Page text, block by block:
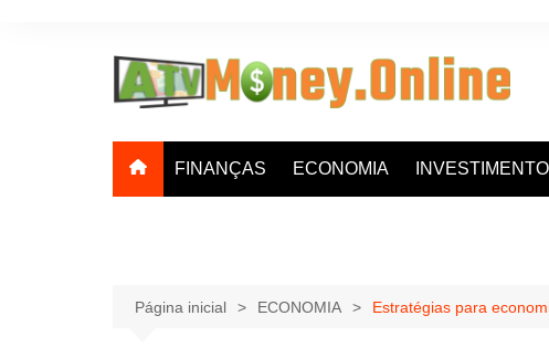
FINANÇAS ECONOMIA
Página inicial ECONOMIA Estratégias para